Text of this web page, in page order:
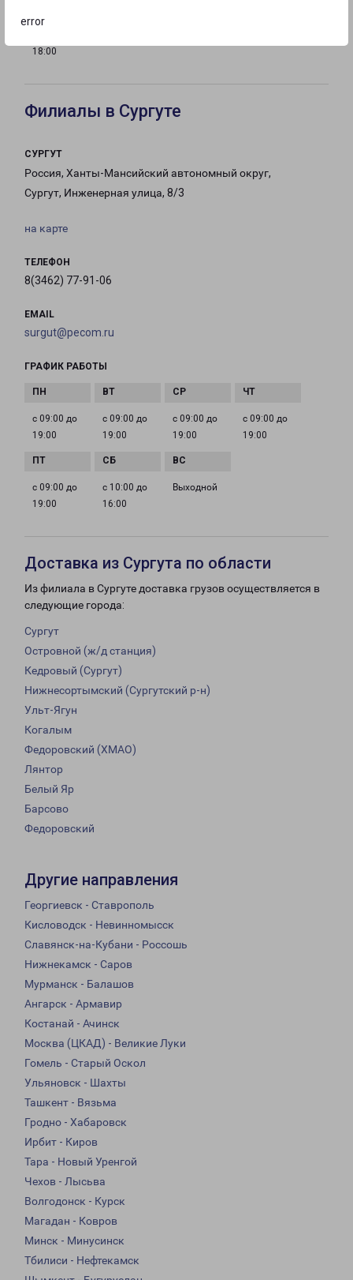
error
18:00
Филиалы в Сургуте
СУРГУТ
Россия, Ханты-Мансийский автономный округ,
Сургут, Инженерная улица, 8/3
на карте
ТЕЛЕФОН
8(3462) 77-91-06
EMAIL
surgut@pecom.ru
ГРАФИК РАБОТЫ
с 09:00 до
19:00
с 09:00 до
19:00
с 09:00 до
19:00
с 09:00 до
19:00
с 09:00 до
19:00
с 10:00 до
16:00
Выходной
Доставка из Сургута по области
Из филиала в Сургуте доставка грузов осуществляется в
следующие города:
Сургут
Островной (ж/д станция)
Кедровый (Сургут)
Нижнесортымский (Сургутский р-н)
Ульт-Ягун
Когалым
Федоровский (ХМАО)
Лянтор
Белый Яр
Барсово
Федоровский
Другие направления
Георгиевск - Ставрополь
Кисловодск - Невинномысск
Славянск-на-Кубани - Россошь
Нижнекамск - Саров
Мурманск - Балашов
Ангарск - Армавир
Костанай - Ачинск
Москва (ЦКАД) - Великие Луки
Гомель - Старый Оскол
Ульяновск - Шахты
Ташкент - Вязьма
Гродно - Хабаровск
Ирбит - Киров
Тара - Новый Уренгой
Чехов - Лысьва
Волгодонск - Курск
Магадан - Ковров
Минск - Минусинск
Тбилиси - Нефтекамск